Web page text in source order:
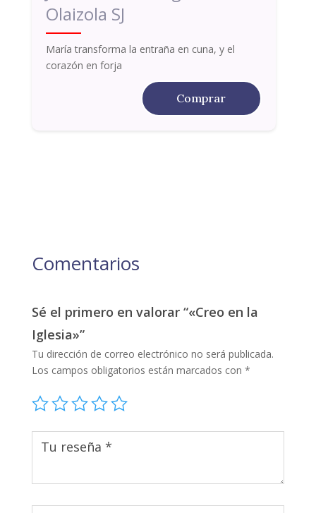
Olaizola SJ
María transforma la entraña en cuna, y el
corazón en forja
Comprar
Comentarios
Sé el primero en valorar “«Creo en la
Iglesia»”
Tu dirección de correo electrónico no será publicada.
Los campos obligatorios están marcados con *